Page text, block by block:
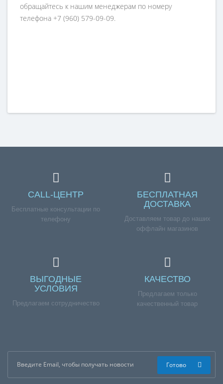
обращайтесь к нашим менеджерам по номеру
телефона +7 (960) 579-09-09.
CALL-ЦЕНТР
Бесплатные консультации по
телефону
БЕСПЛАТНАЯ
ДОСТАВКА
Доставляем товар до наших
оффлайн магазинов
ВЫГОДНЫЕ
УСЛОВИЯ
Предлагаем сотрудничество
КАЧЕСТВО
Предлагаем только
качественный товар
Готово